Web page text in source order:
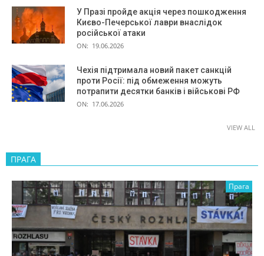
У Празі пройде акція через пошкодження
Києво-Печерської лаври внаслідок
російської атаки
ON: 19.06.2026
Чехія підтримала новий пакет санкцій
проти Росії: під обмеження можуть
потрапити десятки банків і військові РФ
ON: 17.06.2026
VIEW ALL
ПРАГА
Прага